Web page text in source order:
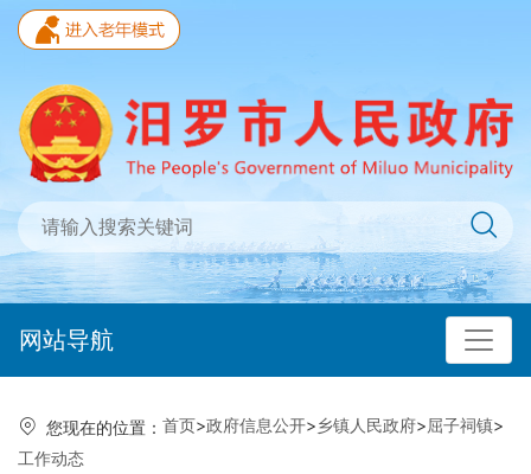
网站导航
您现在的位置： 首页>政府信息公开>乡镇人民政府>屈子祠镇>
工作动态